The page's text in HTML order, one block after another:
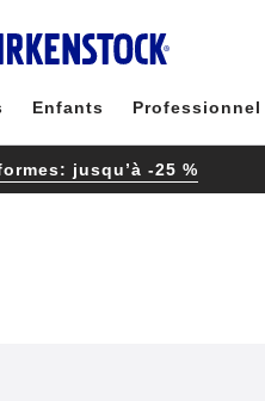
Enfants Professionnel
jusqu’à -25 %